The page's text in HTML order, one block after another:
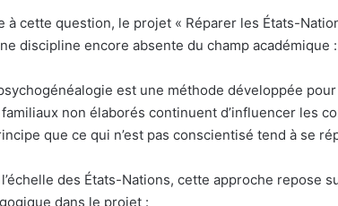
à cette question, le projet « Réparer les États-
discipline encore absente du champ académique
est une méthode développée
non élaborés continuent d’influencer les
que ce qui n’est pas conscientisé tend à se
des États-Nations, cette approche repose
dans le projet :